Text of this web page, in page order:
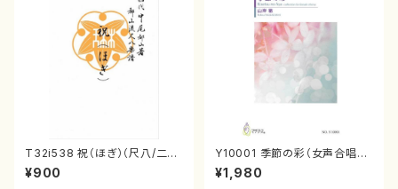
T32i538 祝（ほぎ）（尺八/二代
池田静山/楽譜）都山流公刊楽譜
曲番:2247
¥900
Y10001 季節の彩（女声合唱、
ピアノ/山岸徹/楽譜）
¥1,980